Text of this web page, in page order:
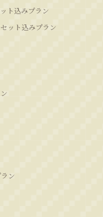
ト込みプラン
ット込みプラン
ン